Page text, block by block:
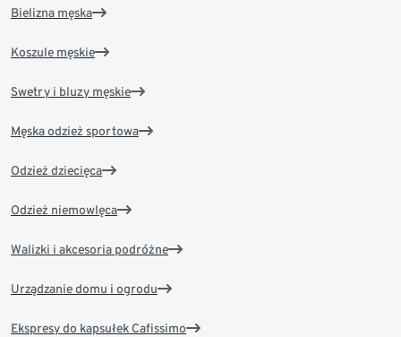
Bielizna męska
Koszule męskie
Swetry i bluzy męskie
Męska odzież sportowa
Odzież dziecięca
Odzież niemowlęca
Walizki i akcesoria podróżne
Urządzanie domu i ogrodu
Ekspresy do kapsułek Cafissimo